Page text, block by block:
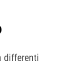
differenti